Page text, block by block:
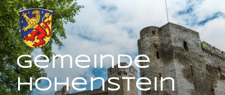
Zum
Inhalt
springen
Gemeinde
Hohenstein